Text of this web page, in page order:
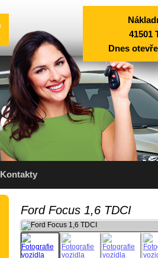
41501
Dnes
Kontakty
Ford Focus 1,6 TDCI